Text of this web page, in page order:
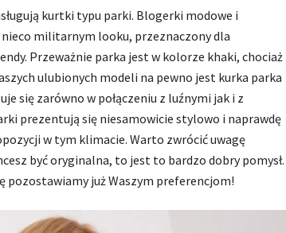
kurtki typu parki. Blogerki modowe i
militarnym looku, przeznaczony dla
Przeważnie parka jest w kolorze khaki, chociaż
ulubionych modeli na pewno jest kurka parka
się zarówno w połączeniu z luźnymi jak i z
prezentują się niesamowicie stylowo i naprawdę
w tym klimacie. Warto zwrócić uwagę
być oryginalna, to jest to bardzo dobry pomysł.
już Waszym preferencjom!